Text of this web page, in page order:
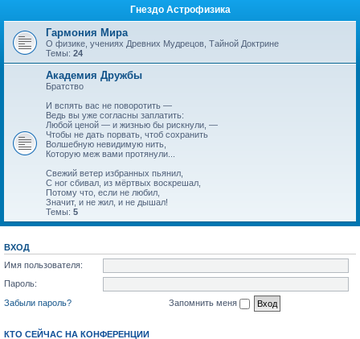
Гнездо Астрофизика
Гармония Мира
О физике, учениях Древних Мудрецов, Тайной Доктрине
Темы: 24
Академия Дружбы
Братство
И вспять вас не поворотить —
Ведь вы уже согласны заплатить:
Любой ценой — и жизнью бы рискнули, —
Чтобы не дать порвать, чтоб сохранить
Волшебную невидимую нить,
Которую меж вами протянули...
Свежий ветер избранных пьянил,
С ног сбивал, из мёртвых воскрешал,
Потому что, если не любил,
Значит, и не жил, и не дышал!
Темы: 5
ВХОД
Имя пользователя:
Пароль:
Забыли пароль?
Запомнить меня
КТО СЕЙЧАС НА КОНФЕРЕНЦИИ